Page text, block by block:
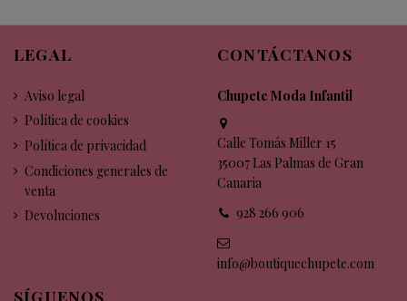
LEGAL
Aviso legal
Política de cookies
Política de privacidad
Condiciones generales de
venta
Devoluciones
CONTÁCTANOS
Chupete Moda Infantil
Calle Tomás Miller 15
35007 Las Palmas de Gran
Canaria
928 266 906
info@boutiquechupete.com
SÍGUENOS